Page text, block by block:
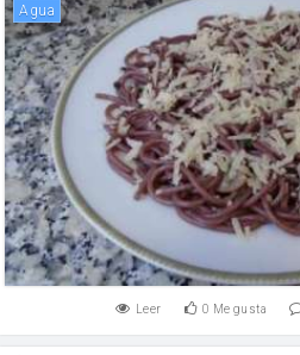
agua
Leer 0 Me gusta